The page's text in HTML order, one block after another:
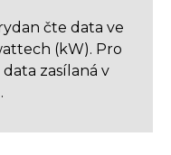
čte data ve
(kW). Pro
zasílaná v